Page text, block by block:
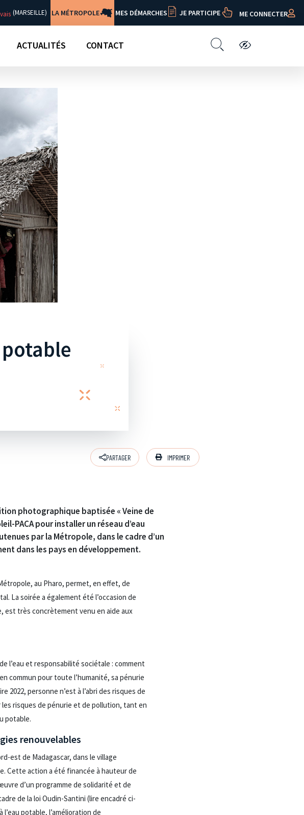
(MARSEILLE) LA MÉTROPOLE MES DÉMARCHES JE PARTICIPE ME CONNECTER
ACTUALITÉS CONTACT
potable
PARTAGER IMPRIMER
photographique baptisée « Veine de
PACA pour installer un réseau d’eau
par la Métropole, dans le cadre d’un
dans les pays en développement.
au Pharo, permet, en effet, de
La soirée a également été l’occasion de
est très concrètement venu en aide aux
l’eau et responsabilité sociétale : comment
commun pour toute l’humanité, sa pénurie
2022, personne n’est à l’abri des risques de
les risques de pénurie et de pollution, tant en
potable.
renouvelables
est de Madagascar, dans le village
Cette action a été financée à hauteur de
d’un programme de solidarité et de
de la loi Oudin-Santini (lire encadré ci-
potable, l’amélioration de